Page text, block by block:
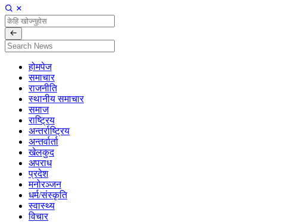
होमपेज
समाचार
राजनीति
स्थानीय समाचार
समाज
राष्ट्रिय
अन्तर्राष्ट्रिय
अन्तर्वार्ता
खेलकुद
अपराध
प्रदेश
मनोरञ्जन
धर्म/संस्कृति
स्वास्थ्य
विचार